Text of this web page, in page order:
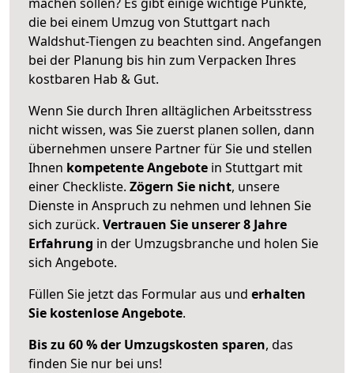
die bei einem Umzug von Stuttgart nach
Waldshut-Tiengen zu beachten sind. Angefangen
bei der Planung bis hin zum Verpacken Ihres
kostbaren Hab & Gut.
Wenn Sie durch Ihren alltäglichen Arbeitsstress
nicht wissen, was Sie zuerst planen sollen, dann
übernehmen unsere Partner für Sie und stellen
Ihnen kompetente Angebote in Stuttgart mit
einer Checkliste. Zögern Sie nicht, unsere
Dienste in Anspruch zu nehmen und lehnen Sie
sich zurück. Vertrauen Sie unserer 8 Jahre
Erfahrung in der Umzugsbranche und holen Sie
sich Angebote.
Füllen Sie jetzt das Formular aus und erhalten
Sie kostenlose Angebote.
Bis zu 60 % der Umzugskosten sparen, das
finden Sie nur bei uns!